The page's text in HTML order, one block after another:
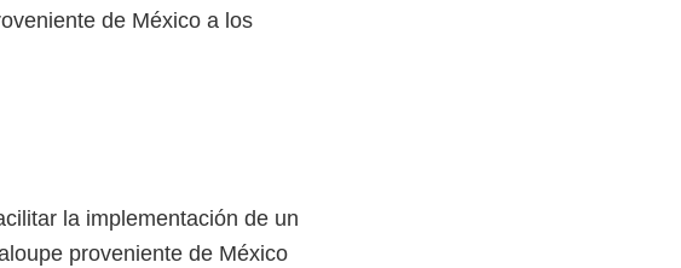
de México a los
la implementación de un
proveniente de México